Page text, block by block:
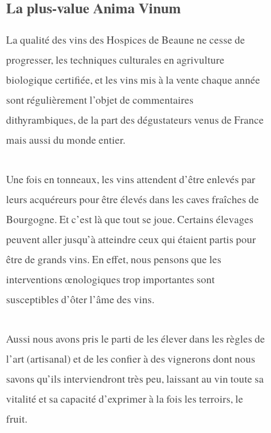
La plus-value Anima Vinum
La qualité des vins des Hospices de Beaune ne cesse de
progresser, les techniques culturales en agrivulture
biologique certifiée, et les vins mis à la vente chaque année
sont régulièrement l’objet de commentaires
dithyrambiques, de la part des dégustateurs venus de France
mais aussi du monde entier.
Une fois en tonneaux, les vins attendent d’être enlevés par
leurs acquéreurs pour être élevés dans les caves fraîches de
Bourgogne. Et c’est là que tout se joue. Certains élevages
peuvent aller jusqu’à atteindre ceux qui étaient partis pour
être de grands vins. En effet, nous pensons que les
interventions œnologiques trop importantes sont
susceptibles d’ôter l’âme des vins.
Aussi nous avons pris le parti de les élever dans les règles de
l’art (artisanal) et de les confier à des vignerons dont nous
savons qu’ils interviendront très peu, laissant au vin toute sa
vitalité et sa capacité d’exprimer à la fois les terroirs, le
fruit.